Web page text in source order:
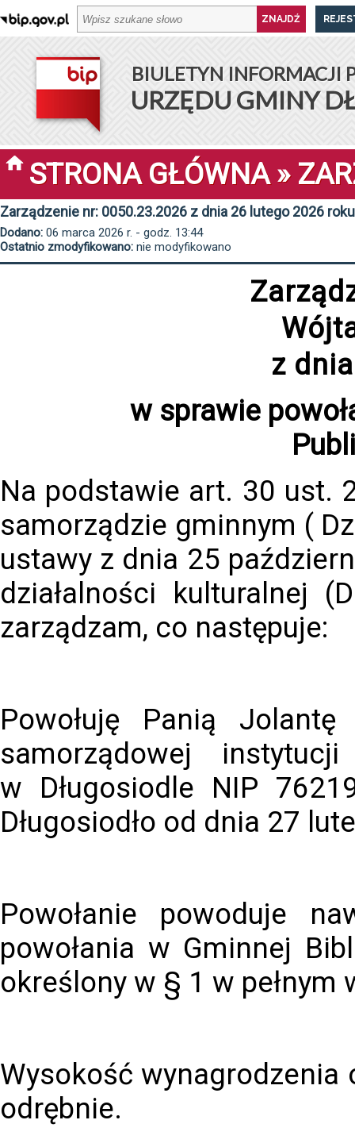
BIULETYN INFORMACJI
URZĘDU GMINY
STRONA GŁÓWNA»
Zarządzenie nr: 0050.23.2026 z dnia 26 lutego 2026 roku
Dodano: 06 marca 2026 r. - godz. 13:44
Ostatnio zmodyfikowano: nie modyfikowano
z
w sprawie
Na podstawie art. 30 ust.
samorządzie gminnym (
ustawy z dnia 25
działalności kulturalnej
zarządzam, co następuje:
Powołuję Panią
samorządowej
w Długosiodle NIP
Długosiodło od dnia 27
Powołanie powoduje
powołania w Gminnej
określony w § 1 w pełnym
Wysokość
odrębnie.